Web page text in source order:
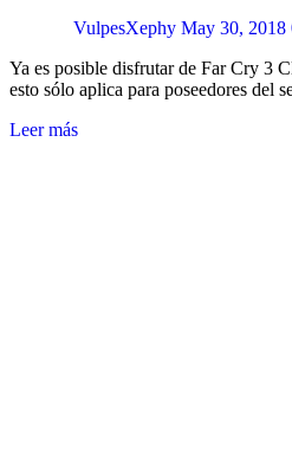
VulpesXephy May 30, 2018
Ya es posible disfrutar de Far Cry 3
esto sólo aplica para poseedores del
Leer más